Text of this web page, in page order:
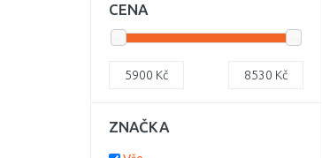
CENA
5900 Kč 8530 Kč
ZNAČKA